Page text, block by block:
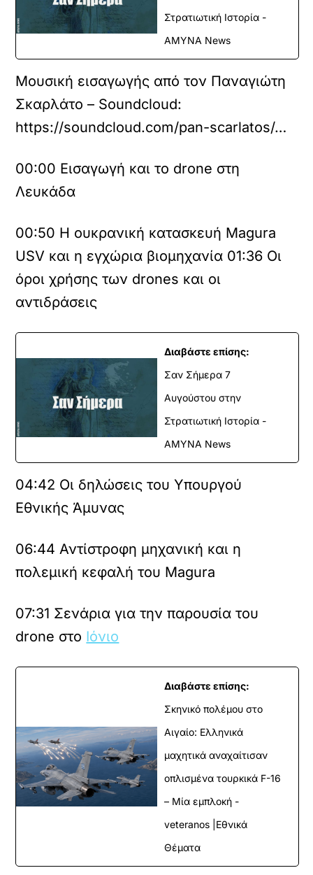
Στρατιωτική Ιστορία -
ΑΜΥΝΑ News
Μουσική εισαγωγής από τον Παναγιώτη
Σκαρλάτο – Soundcloud:
https://soundcloud.com/pan-scarlatos/…
00:00 Εισαγωγή και το drone στη
Λευκάδα
00:50 Η ουκρανική κατασκευή Magura
USV και η εγχώρια βιομηχανία 01:36 Οι
όροι χρήσης των drones και οι
αντιδράσεις
Διαβάστε επίσης:
Σαν Σήμερα 7
Αυγούστου στην
Στρατιωτική Ιστορία -
ΑΜΥΝΑ News
04:42 Οι δηλώσεις του Υπουργού
Εθνικής Άμυνας
06:44 Αντίστροφη μηχανική και η
πολεμική κεφαλή του Magura
07:31 Σενάρια για την παρουσία του
drone στο Ιόνιο
Διαβάστε επίσης:
Σκηνικό πολέμου στο
Αιγαίο: Ελληνικά
μαχητικά αναχαίτισαν
οπλισμένα τουρκικά F-16
– Μία εμπλοκή -
veteranos |Εθνικά
Θέματα